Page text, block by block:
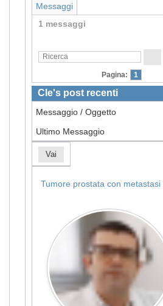
Messaggi
1 messaggi
Pagina: 1
Cle's post recenti
Messaggio / Oggetto
Ultimo Messaggio
Vai
Tumore prostata con